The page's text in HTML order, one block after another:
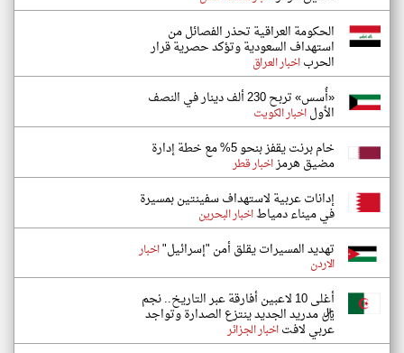
الحكومة العراقية تحذر الفصائل من
استهداف السعودية وتؤكد حصرية قرار
الحرباخبار العراق
«أُسس» تربح 230 ألف دينار في النصف
الأولاخبار الكويت
خام برنت يقفز بنحو 5% مع خطة إدارة
مضيق هرمزاخبار قطر
إدانات عربية لاستهداف سفينتين بمسيرة
في ميناء دمياطاخبار البحرين
تهديد المسيرات يقلق أمن "إسرائيل"اخبار
الاردن
أغلى 10 لاعبين أفارقة عبر التاريخ.. نجم
ريال مدريد الجديد ينتزع الصدارة وتواجد
عربي لافتاخبار الجزائر